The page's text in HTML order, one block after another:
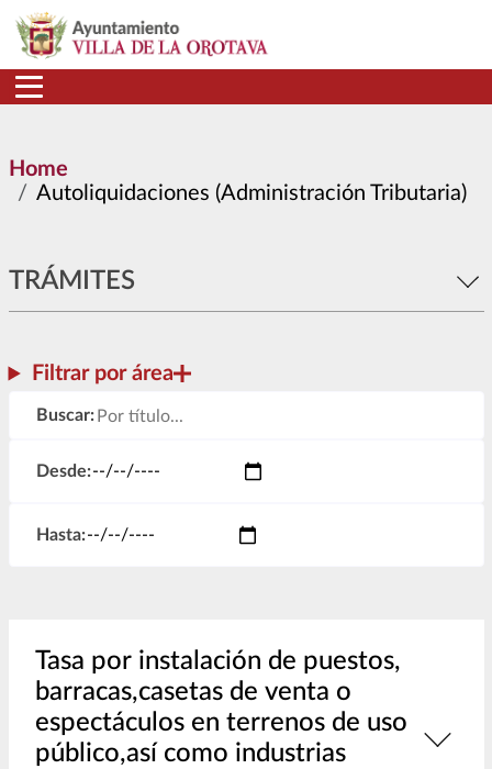
Skip to main content
Home
Autoliquidaciones (Administración Tributaria)
TRÁMITES
Filtrar por área
Buscar:
Desde:
Hasta:
Tasa por instalación de puestos,
barracas,casetas de venta o
espectáculos en terrenos de uso
público,así como industrias